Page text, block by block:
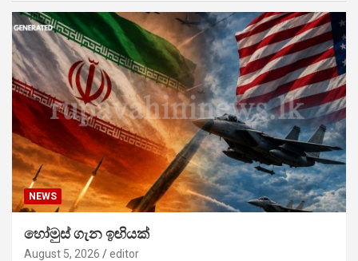
NEWS
හෝමුස් ගැන ඉඟියක්
August 5, 2026 editor